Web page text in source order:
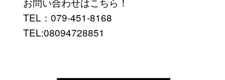
TEL：079-451-8168
TEL:08094728851